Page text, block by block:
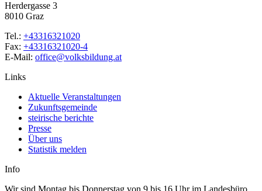
Herdergasse 3
8010 Graz
Tel.: +43316321020
Fax: +43316321020-4
E-Mail: office@volksbildung.at
Links
Aktuelle Veranstaltungen
Zukunftsgemeinde
steirische berichte
Presse
Über uns
Statistik melden
Info